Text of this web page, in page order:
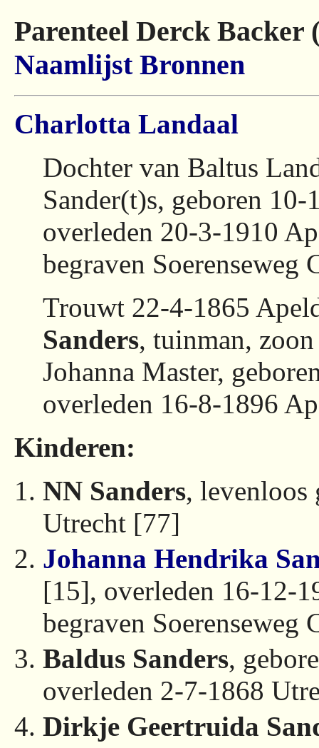
Parenteel Derck Backer
Naamlijst Bronnen
Charlotta Landaal
Dochter van Baltus
Sander(t)s, geboren
overleden 20-3-1910
begraven Soerenseweg
Trouwt 22-4-1865
Sanders, tuinman,
Johanna Master,
overleden 16-8-1896
Kinderen:
NN Sanders, levenloos
Utrecht [77]
Johanna Hendrika
[15], overleden 16-12-
begraven Soerenseweg
Baldus Sanders,
overleden 2-7-1868
Dirkje Geertruida